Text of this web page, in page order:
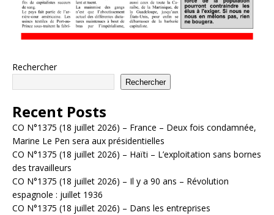
Rechercher
Rechercher
Recent Posts
CO N°1375 (18 juillet 2026) – France – Deux fois condamnée,
Marine Le Pen sera aux présidentielles
CO N°1375 (18 juillet 2026) – Haïti – L’exploitation sans bornes
des travailleurs
CO N°1375 (18 juillet 2026) – Il y a 90 ans – Révolution
espagnole : juillet 1936
CO N°1375 (18 juillet 2026) – Dans les entreprises